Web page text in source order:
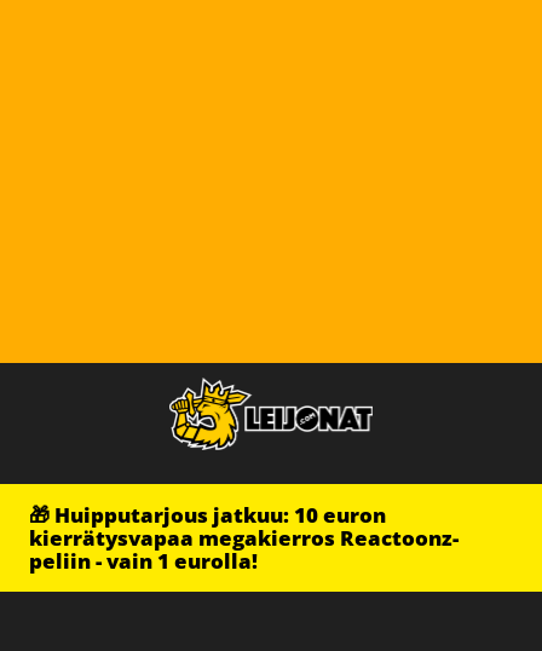
🎁 Huipputarjous jatkuu: 10 euron
kierrätysvapaa megakierros Reactoonz-
peliin - vain 1 eurolla!